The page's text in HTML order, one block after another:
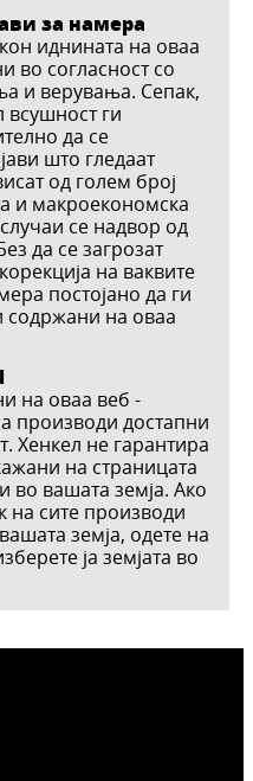
за намера
иднината на оваа
во согласност со
и верувања. Сепак,
всушност ги
да се
што гледаат
од голем број
и макроекономска
се надвор од
да се загрозат
на ваквите
постојано да ги
содржани на оваа
на оваа веб -
производи достапни
Хенкел не гарантира
на страницата
во вашата земја. Ако
на сите производи
земја, одете на
ја земјата во